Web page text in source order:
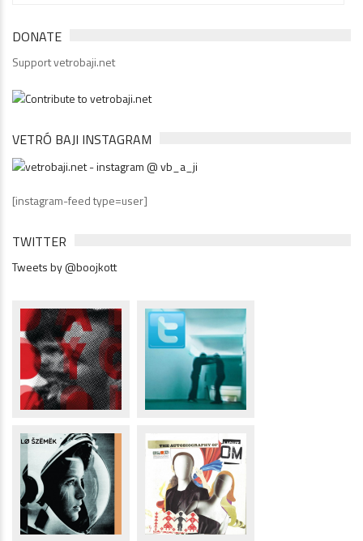
DONATE
Support vetrobaji.net
VETRÓ BAJI INSTAGRAM
[instagram-feed type=user]
TWITTER
Tweets by @boojkott